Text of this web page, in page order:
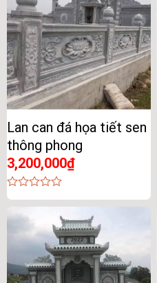
Lan can đá họa tiết sen
thông phong
3,200,000₫
0
of